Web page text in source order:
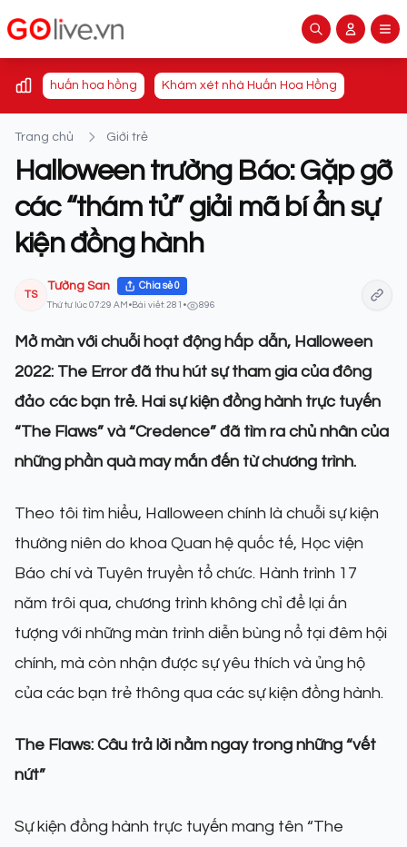
huấn hoa hồng Khám xét nhà Huấn Hoa Hồng
Trang chủ Giới trẻ
Halloween trường Báo: Gặp gỡ
các “thám tử” giải mã bí ẩn sự
kiện đồng hành
TS
Tường San Chia sẻ0
Thứ tư lúc 07:29 AM • Bài viết: 281 • 896
Mở màn với chuỗi hoạt động hấp dẫn, Halloween
2022: The Error đã thu hút sự tham gia của đông
đảo các bạn trẻ. Hai sự kiện đồng hành trực tuyến
“The Flaws” và “Credence” đã tìm ra chủ nhân của
những phần quà may mắn đến từ chương trình.
Theo tôi tìm hiểu, Halloween chính là chuỗi sự kiện
thường niên do khoa Quan hệ quốc tế, Học viện
Báo chí và Tuyên truyền tổ chức. Hành trình 17
năm trôi qua, chương trình không chỉ để lại ấn
tượng với những màn trình diễn bùng nổ tại đêm hội
chính, mà còn nhận được sự yêu thích và ủng hộ
của các bạn trẻ thông qua các sự kiện đồng hành.
The Flaws: Câu trả lời nằm ngay trong những “vết
nứt”
Sự kiện đồng hành trực tuyến mang tên “The